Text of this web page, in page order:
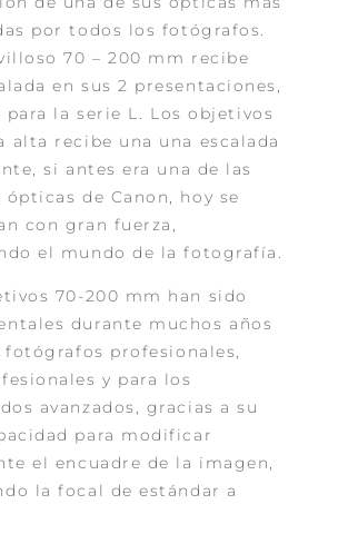
por todos los fotógrafos.
70 – 200 mm recibe
en sus 2 presentaciones,
para la serie L. Los objetivos
alta recibe una una escalada
si antes era una de las
ópticas de Canon, hoy se
con gran fuerza,
el mundo de la fotografía.
70-200 mm han sido
durante muchos años
fotógrafos profesionales,
y para los
avanzados, gracias a su
para modificar
el encuadre de la imagen,
la focal de estándar a